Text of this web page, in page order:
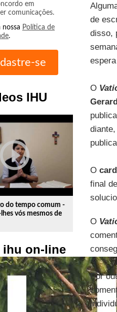
em
comunicações.
nossa Política de
.
IHU
do tempo comum -
vós mesmos de
ihu on-line
de
disso,
O
O
final
O
Por